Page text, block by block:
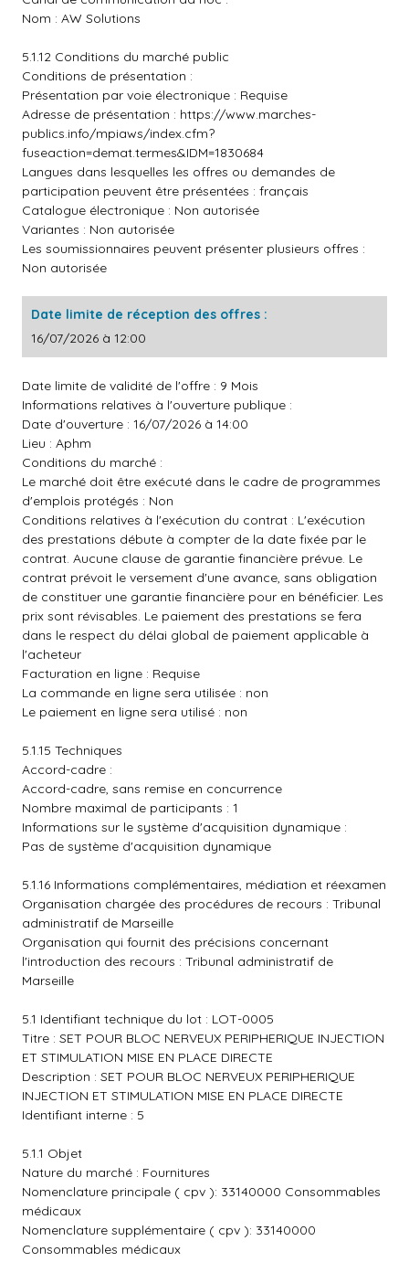
Nom : AW Solutions
5.1.12 Conditions du marché public
Conditions de présentation :
Présentation par voie électronique : Requise
Adresse de présentation : https://www.marches-
publics.info/mpiaws/index.cfm?
fuseaction=demat.termes&IDM=1830684
Langues dans lesquelles les offres ou demandes de
participation peuvent être présentées : français
Catalogue électronique : Non autorisée
Variantes : Non autorisée
Les soumissionnaires peuvent présenter plusieurs offres :
Non autorisée
Date limite de réception des offres :
16/07/2026 à 12:00
Date limite de validité de l'offre : 9 Mois
Informations relatives à l'ouverture publique :
Date d'ouverture : 16/07/2026 à 14:00
Lieu : Aphm
Conditions du marché :
Le marché doit être exécuté dans le cadre de programmes
d'emplois protégés : Non
Conditions relatives à l'exécution du contrat : L'exécution
des prestations débute à compter de la date fixée par le
contrat. Aucune clause de garantie financière prévue. Le
contrat prévoit le versement d'une avance, sans obligation
de constituer une garantie financière pour en bénéficier. Les
prix sont révisables. Le paiement des prestations se fera
dans le respect du délai global de paiement applicable à
l'acheteur
Facturation en ligne : Requise
La commande en ligne sera utilisée : non
Le paiement en ligne sera utilisé : non
5.1.15 Techniques
Accord-cadre :
Accord-cadre, sans remise en concurrence
Nombre maximal de participants : 1
Informations sur le système d'acquisition dynamique :
Pas de système d'acquisition dynamique
5.1.16 Informations complémentaires, médiation et réexamen
Organisation chargée des procédures de recours : Tribunal
administratif de Marseille
Organisation qui fournit des précisions concernant
l'introduction des recours : Tribunal administratif de
Marseille
5.1 Identifiant technique du lot : LOT-0005
Titre : SET POUR BLOC NERVEUX PERIPHERIQUE INJECTION
ET STIMULATION MISE EN PLACE DIRECTE
Description : SET POUR BLOC NERVEUX PERIPHERIQUE
INJECTION ET STIMULATION MISE EN PLACE DIRECTE
Identifiant interne : 5
5.1.1 Objet
Nature du marché : Fournitures
Nomenclature principale ( cpv ): 33140000 Consommables
médicaux
Nomenclature supplémentaire ( cpv ): 33140000
Consommables médicaux